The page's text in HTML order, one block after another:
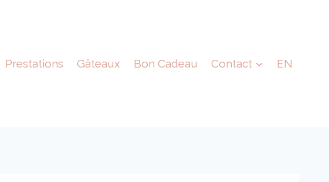
Prestations Gâteaux Bon Cadeau Contact EN